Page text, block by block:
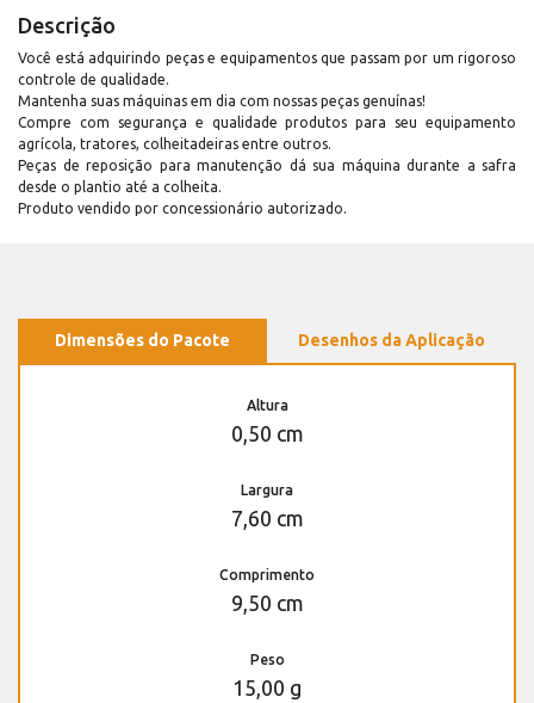
Descrição
Você está adquirindo peças e equipamentos que passam por um rigoroso
controle de qualidade.
Mantenha suas máquinas em dia com nossas peças genuínas!
Compre com segurança e qualidade produtos para seu equipamento
agrícola, tratores, colheitadeiras entre outros.
Peças de reposição para manutenção dá sua máquina durante a safra
desde o plantio até a colheita.
Produto vendido por concessionário autorizado.
Dimensões do Pacote Desenhos da Aplicação
Altura
0,50 cm
Largura
7,60 cm
Comprimento
9,50 cm
Peso
15,00 g